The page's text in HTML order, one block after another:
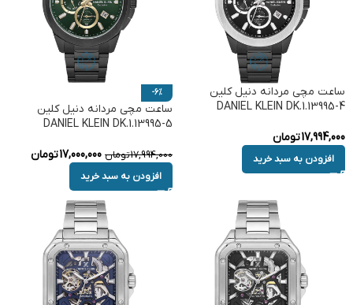
ساعت مچی مردانه دنیل کلین
DANIEL KLEIN DK.1.13995-4
17,994,000تومان
افزودن به سبد خرید
-6%
ساعت مچی مردانه دنیل کلین
DANIEL KLEIN DK.1.13995-5
17,994,000تومان 17,000,000تومان
افزودن به سبد خرید